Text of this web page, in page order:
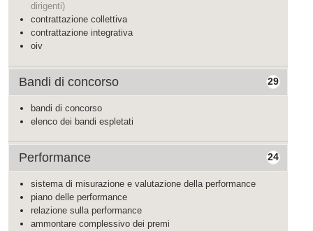
dirigenti)
contrattazione collettiva
contrattazione integrativa
oiv
29
Bandi di concorso
bandi di concorso
elenco dei bandi espletati
24
Performance
sistema di misurazione e valutazione della performance
piano delle performance
relazione sulla performance
ammontare complessivo dei premi